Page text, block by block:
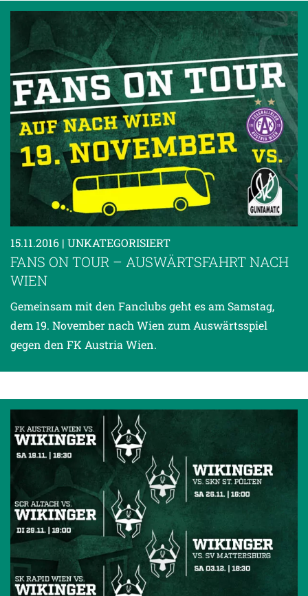
15.11.2016 | UNKATEGORISIERT
FANS ON TOUR – AUSWÄRTSFAHRT NACH
WIEN
Gemeinsam mit den Fanclubs geht es am Samstag,
dem 19. November nach Wien zum Auswärtsspiel
gegen den FK Austria Wien.